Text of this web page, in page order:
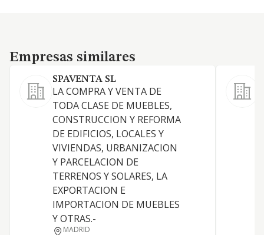
Empresas similares
Empresas similares
SPAVENTA SL
LA COMPRA Y VENTA DE
TODA CLASE DE MUEBLES,
CONSTRUCCION Y REFORMA
DE EDIFICIOS, LOCALES Y
VIVIENDAS, URBANIZACION
Y PARCELACION DE
TERRENOS Y SOLARES, LA
EXPORTACION E
IMPORTACION DE MUEBLES
Y OTRAS.-
MADRID